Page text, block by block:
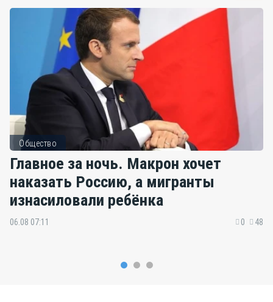
Общество
Главное за ночь. Макрон хочет
наказать Россию, а мигранты
изнасиловали ребёнка
06.08 07:11 0 48